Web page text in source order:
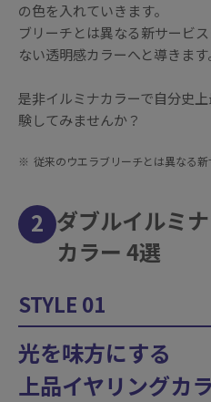
の色を入れていきます。
ブリーチとは異なる新サービ
ない透明感カラーへと導きます
是非イルミナカラーで自分史
験してみませんか？
※ 従来のウエラブリーチとは異なる新
2 ダブルイルミ
カラー 4選
STYLE 01
光を味方にする
上品イヤリングカ